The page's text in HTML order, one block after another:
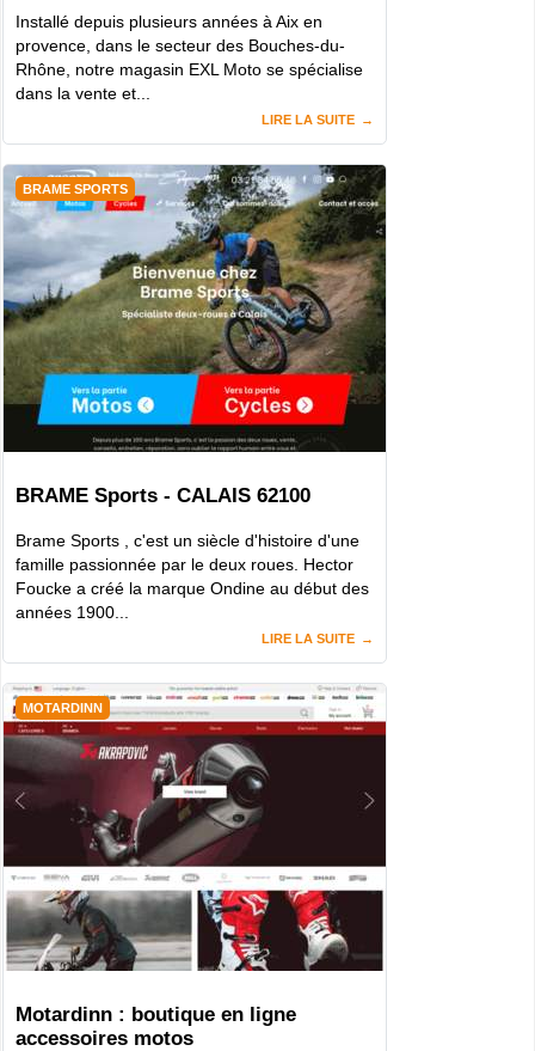
Installé depuis plusieurs années à Aix en
provence, dans le secteur des Bouches-du-
Rhône, notre magasin EXL Moto se spécialise
dans la vente et...
LIRE LA SUITE
BRAME SPORTS
BRAME Sports - CALAIS 62100
Brame Sports , c'est un siècle d'histoire d'une
famille passionnée par le deux roues. Hector
Foucke a créé la marque Ondine au début des
années 1900...
LIRE LA SUITE
MOTARDINN
Motardinn : boutique en ligne
accessoires motos